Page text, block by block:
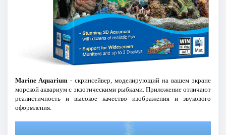
Marine Aquarium - скринсейвер, моделирующий на вашем экране
морской аквариум с экзотическими рыбками. Приложение отличают
реалистичность и высокое качество изображения и звукового
оформления.